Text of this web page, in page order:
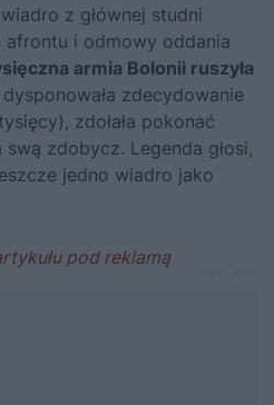
z głównej studni
afrontu i odmowy oddania
armia Bolonii ruszyła
zdecydowanie
zdołała pokonać
zdobycz. Legenda głosi,
jedno wiadro jako